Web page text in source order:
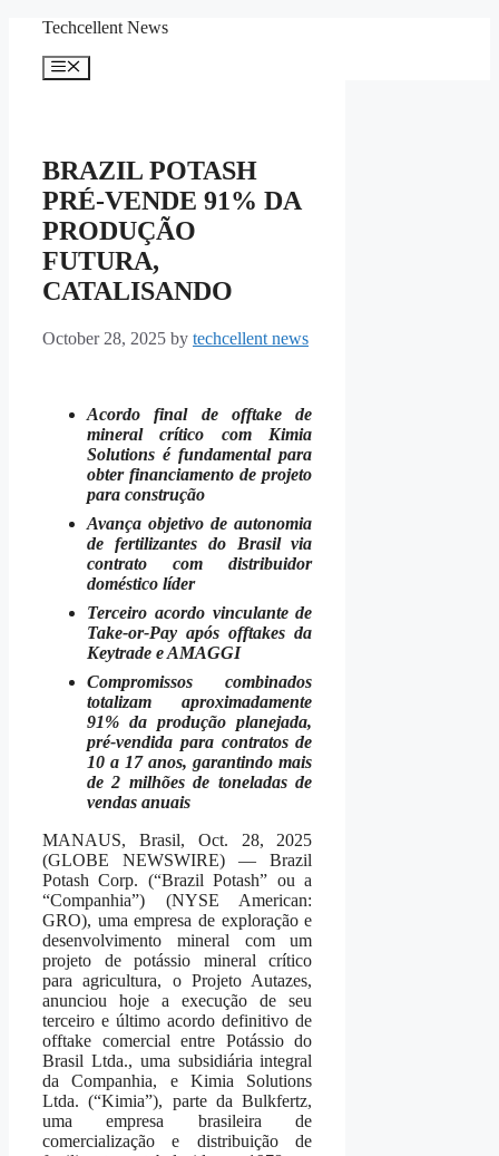
content
Techcellent News
Menu
BRAZIL POTASH
PRÉ-VENDE 91% DA
PRODUÇÃO
FUTURA,
CATALISANDO
October 28, 2025 by techcellent news
Acordo final de offtake de
mineral crítico com Kimia
Solutions é fundamental para
obter financiamento de projeto
para construção
Avança objetivo de autonomia
de fertilizantes do Brasil via
contrato com distribuidor
doméstico líder
Terceiro acordo vinculante de
Take-or-Pay após offtakes da
Keytrade e AMAGGI
Compromissos combinados
totalizam aproximadamente
91% da produção planejada,
pré-vendida para contratos de
10 a 17 anos, garantindo mais
de 2 milhões de toneladas de
vendas anuais
MANAUS, Brasil, Oct. 28, 2025
(GLOBE NEWSWIRE) — Brazil
Potash Corp. (“Brazil Potash” ou a
“Companhia”) (NYSE American:
GRO), uma empresa de exploração e
desenvolvimento mineral com um
projeto de potássio mineral crítico
para agricultura, o Projeto Autazes,
anunciou hoje a execução de seu
terceiro e último acordo definitivo de
offtake comercial entre Potássio do
Brasil Ltda., uma subsidiária integral
da Companhia, e Kimia Solutions
Ltda. (“Kimia”), parte da Bulkfertz,
uma empresa brasileira de
comercialização e distribuição de